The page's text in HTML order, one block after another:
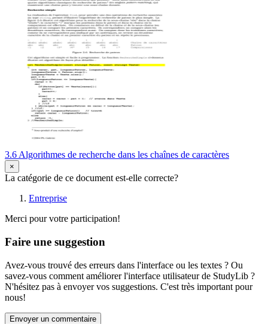
3.6 Algorithmes de recherche dans les chaînes de caractères
×
La catégorie de ce document est-elle correcte?
Entreprise
Merci pour votre participation!
Faire une suggestion
Avez-vous trouvé des erreurs dans l'interface ou les textes ? Ou
savez-vous comment améliorer l'interface utilisateur de StudyLib ?
N'hésitez pas à envoyer vos suggestions. C'est très important pour
nous!
Envoyer un commentaire